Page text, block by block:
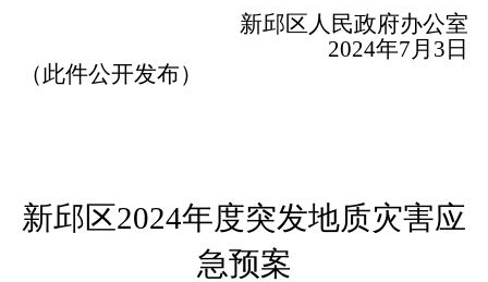
新邱区人民政府办公室
2024年7月 3 日
（此件公开发布）
新邱区2024年度突发地质灾害应
急预案